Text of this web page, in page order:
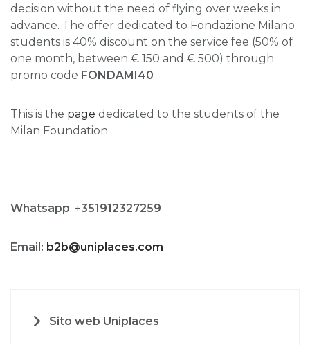
decision without the need of flying over weeks in
advance. The offer dedicated to Fondazione Milano
students is 40% discount on the service fee (50% of
one month, between € 150 and € 500) through
promo code FONDAMI40
This is the page dedicated to the students of the
Milan Foundation
Whatsapp: +351912327259
Email: b2b@uniplaces.com
Sito web Uniplaces